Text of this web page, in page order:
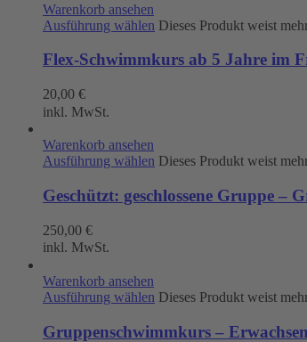
Warenkorb ansehen
Ausführung wählen Dieses Produkt weist
Flex-Schwimmkurs ab 5 Jahre im
20,00 €
inkl. MwSt.
Warenkorb ansehen
Ausführung wählen Dieses Produkt weist
Geschützt: geschlossene Gruppe –
250,00 €
inkl. MwSt.
Warenkorb ansehen
Ausführung wählen Dieses Produkt weist
Gruppenschwimmkurs –